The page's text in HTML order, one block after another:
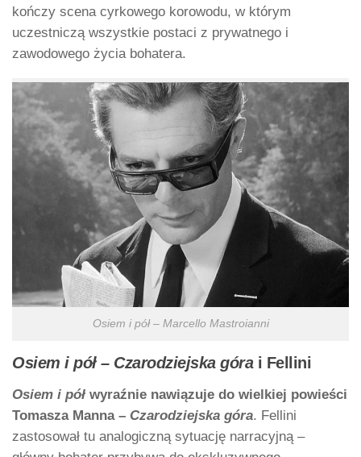
kończy scena cyrkowego korowodu, w którym
uczestniczą wszystkie postaci z prywatnego i
zawodowego życia bohatera.
Osiem i pół – Marcello Mastroianni
Osiem i pół – Czarodziejska górai Fellini
Osiem i półwyraźnie nawiązuje do wielkiej powieści
Tomasza Manna – Czarodziejska góra. Fellini
zastosował tu analogiczną sytuację narracyjną –